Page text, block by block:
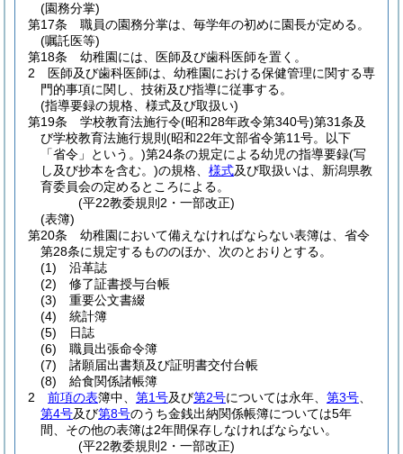
(園務分掌)
第17条
職員の園務分掌は、毎学年の初めに園長が定める。
(嘱託医等)
第18条
幼稚園には、医師及び歯科医師を置く。
2
医師及び歯科医師は、幼稚園における保健管理に関する専
門的事項に関し、技術及び指導に従事する。
(指導要録の規格、様式及び取扱い)
第19条
学校教育法施行令(昭和28年政令第340号)第31条及
び学校教育法施行規則 (昭和22年文部省令第11号。以下
「省令」という。)第24条の規定による幼児の指導要録(写
し及び抄本を含む。)の規格、 様式及び取扱いは、新潟県教
育委員会の定めるところによる。
(平22教委規則2・一部改正)
(表簿)
第20条
幼稚園において備えなければならない表簿は、省令
第28条に規定するもののほか、次のとおりとする。
(1)
沿革誌
(2)
修了証書授与台帳
(3)
重要公文書綴
(4)
統計簿
(5)
日誌
(6)
職員出張命令簿
(7)
諸願届出書類及び証明書交付台帳
(8)
給食関係諸帳簿
2
前項の表簿中、 第1号及び第2号については永年、 第3号
第4号及び第8号のうち金銭出納関係帳簿については5年
間、その他の表簿は2年間保存しなければならない。
(平22教委規則2・一部改正)